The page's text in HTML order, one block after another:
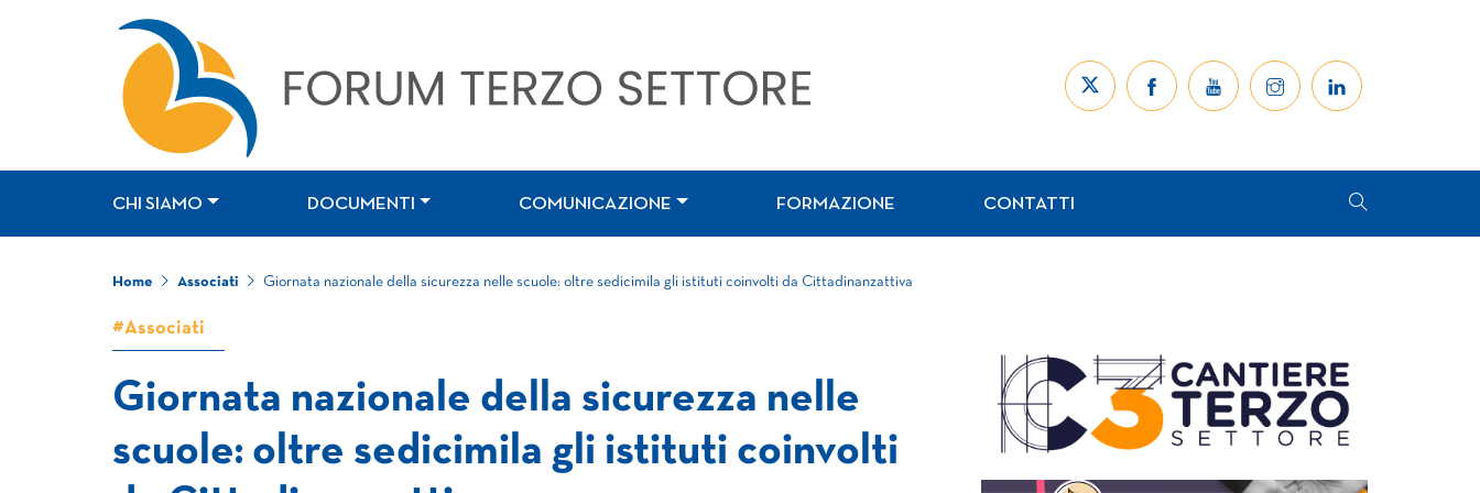
CHI SIAMO DOCUMENTI COMUNICAZIONE FORMAZIONE CONTATTI
Home Associati Giornata nazionale della sicurezza nelle scuole: oltre sedicimila gli istituti coinvolti da Cittadinanzattiva
#Associati
Giornata nazionale della sicurezza nelle
scuole: oltre sedicimila gli istituti coinvolti